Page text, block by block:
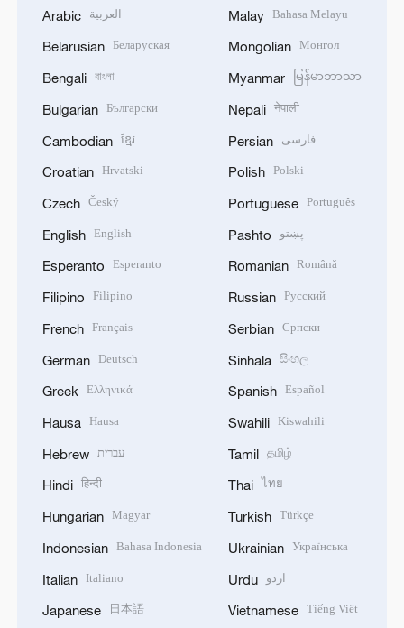
Arabic العربية
Belarusian Беларуская
Bengali বাংলা
Bulgarian Български
Cambodian ខ្មែរ
Croatian Hrvatski
Czech Český
English English
Esperanto Esperanto
Filipino Filipino
French Français
German Deutsch
Greek Ελληνικά
Hausa Hausa
Hebrew עברית
Hindi हिन्दी
Hungarian Magyar
Indonesian Bahasa Indonesia
Italian Italiano
Japanese 日本語
Malay Bahasa Melayu
Mongolian Монгол
Myanmar မြန်မာဘာသာ
Nepali नेपाली
Persian فارسی
Polish Polski
Portuguese Português
Pashto پښتو
Romanian Română
Russian Русский
Serbian Српски
Sinhala සිංහල
Spanish Español
Swahili Kiswahili
Tamil தமிழ்
Thai ไทย
Turkish Türkçe
Ukrainian Українська
Urdu اردو
Vietnamese Tiếng Việt